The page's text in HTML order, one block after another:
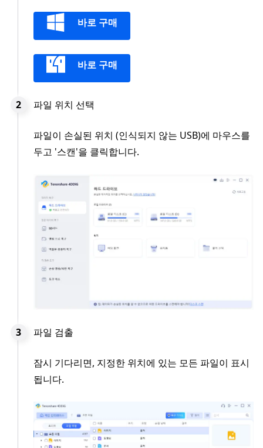
바로 구매
바로 구매
파일 위치 선택
파일이 손실된 위치 (인식되지 않는 USB)에 마우스를
두고 '스캔'을 클릭합니다.
파일 검출
잠시 기다리면, 지정한 위치에 있는 모든 파일이 표시
됩니다.